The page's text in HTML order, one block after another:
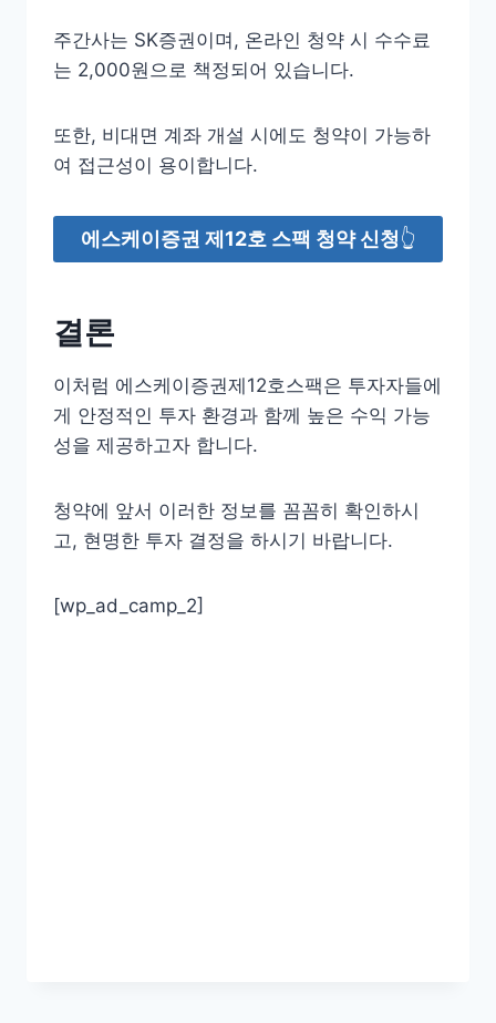
주간사는 SK증권이며, 온라인 청약 시 수수료
는 2,000원으로 책정되어 있습니다.
또한, 비대면 계좌 개설 시에도 청약이 가능하
여 접근성이 용이합니다.
에스케이증권 제12호 스팩 청약 신청👆
결론
이처럼 에스케이증권제12호스팩은 투자자들에
게 안정적인 투자 환경과 함께 높은 수익 가능
성을 제공하고자 합니다.
청약에 앞서 이러한 정보를 꼼꼼히 확인하시
고, 현명한 투자 결정을 하시기 바랍니다.
[wp_ad_camp_2]